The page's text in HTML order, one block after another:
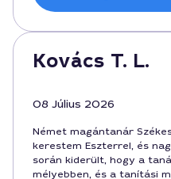
Kovács T. L.
08 Július 2026
Német magántanár
kerestem Eszterrel, és
során kiderült, hogy a
mélyebben, és a tanítási